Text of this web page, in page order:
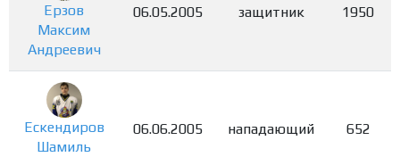
Ерзов
Максим
Андреевич
06.05.2005 защитник 1950
Ескендиров
Шамиль
06.06.2005 нападающий 652